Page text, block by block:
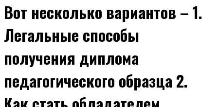
Вот несколько вариантов – 1.
Легальные способы
получения диплома
педагогического образца 2.